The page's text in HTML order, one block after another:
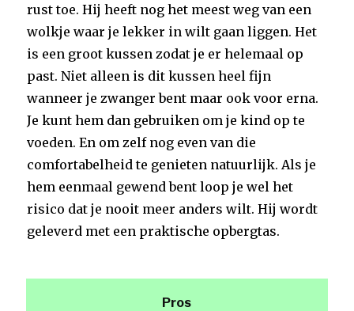
rust toe. Hij heeft nog het meest weg van een
wolkje waar je lekker in wilt gaan liggen. Het
is een groot kussen zodat je er helemaal op
past. Niet alleen is dit kussen heel fijn
wanneer je zwanger bent maar ook voor erna.
Je kunt hem dan gebruiken om je kind op te
voeden. En om zelf nog even van die
comfortabelheid te genieten natuurlijk. Als je
hem eenmaal gewend bent loop je wel het
risico dat je nooit meer anders wilt. Hij wordt
geleverd met een praktische opbergtas.
Pros